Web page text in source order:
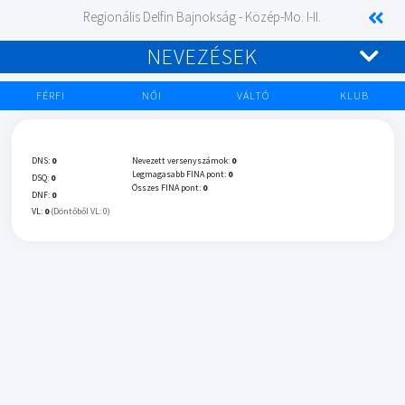
Regionális Delfin Bajnokság - Közép-Mo. I-II.
NEVEZÉSEK
FÉRFI NŐI VÁLTÓ KLUB
DNS: 0
DSQ: 0
DNF: 0
VL: 0 (Döntőből VL: 0)
Nevezett versenyszámok: 0
Legmagasabb FINA pont: 0
Összes FINA pont: 0